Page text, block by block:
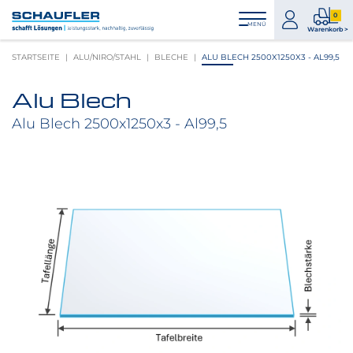
Inhalt
Hauptnavigation
Footernavigation
Logo
Schaufler
verlinkt
Startseite
MENÜ
zum
Konto
0
Warenkorb >
0
im
STARTSEITE ALU/NIRO/STAHL BLECHE ALU BLECH 2500X1250X3 - AL99,5
Produktbilder
Alu Blech
Alu Blech 2500x1250x3 - Al99,5